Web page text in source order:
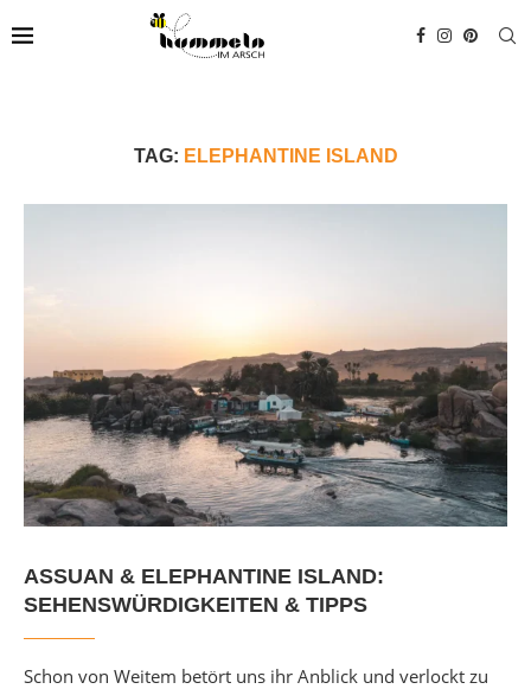
TAG: ELEPHANTINE ISLAND
ASSUAN & ELEPHANTINE ISLAND:
SEHENSWÜRDIGKEITEN & TIPPS
Schon von Weitem betört uns ihr Anblick und verlockt zu